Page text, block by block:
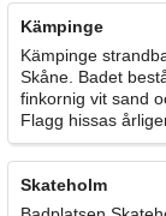
Kämpinge
Kämpinge
Skåne. Badet
finkornig vit sand
Flagg hissas
Skateholm